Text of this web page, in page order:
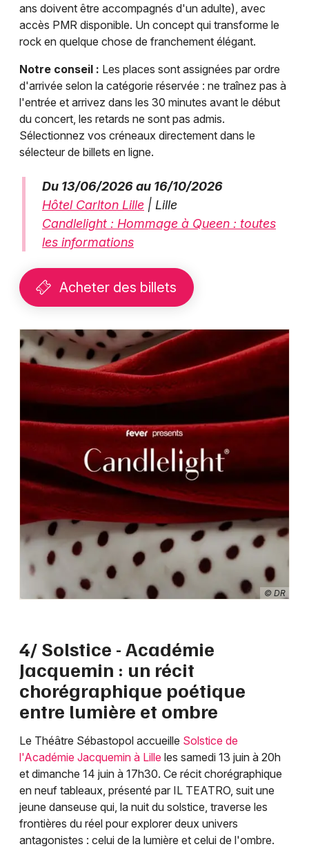
ans doivent être accompagnés d'un adulte), avec
accès PMR disponible. Un concept qui transforme le
rock en quelque chose de franchement élégant.
Notre conseil : Les places sont assignées par ordre
d'arrivée selon la catégorie réservée : ne traînez pas à
l'entrée et arrivez dans les 30 minutes avant le début
du concert, les retards ne sont pas admis.
Sélectionnez vos créneaux directement dans le
sélecteur de billets en ligne.
Du 13/06/2026 au 16/10/2026
Hôtel Carlton Lille | Lille
Candlelight : Hommage à Queen : toutes
les informations
Acheter des billets
© DR
4/ Solstice - Académie
Jacquemin : un récit
chorégraphique poétique
entre lumière et ombre
Le Théâtre Sébastopol accueille Solstice de
l'Académie Jacquemin à Lille les samedi 13 juin à 20h
et dimanche 14 juin à 17h30. Ce récit chorégraphique
en neuf tableaux, présenté par IL TEATRO, suit une
jeune danseuse qui, la nuit du solstice, traverse les
frontières du réel pour explorer deux univers
antagonistes : celui de la lumière et celui de l'ombre.